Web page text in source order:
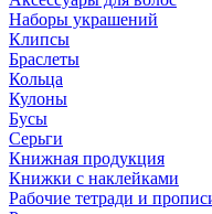
Наборы украшений
Клипсы
Браслеты
Кольца
Кулоны
Бусы
Серьги
Книжная продукция
Книжки с наклейками
Рабочие тетради и